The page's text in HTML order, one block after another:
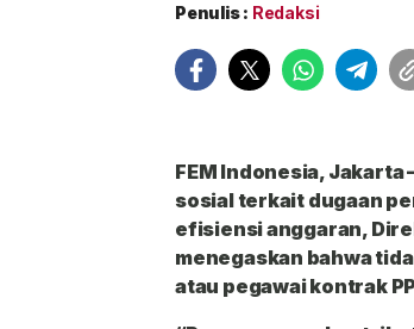
Penulis : Redaksi
FEM Indonesia, Jakarta
sosial terkait dugaan
efisiensi anggaran,
menegaskan bahwa
atau pegawai kontrak